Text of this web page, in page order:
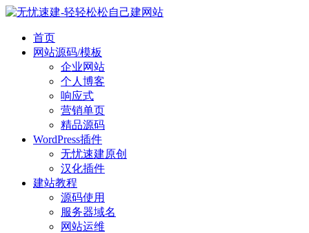
首页
网站源码/模板
企业网站
个人博客
响应式
营销单页
精品源码
WordPress插件
无忧速建原创
汉化插件
建站教程
源码使用
服务器域名
网站运维